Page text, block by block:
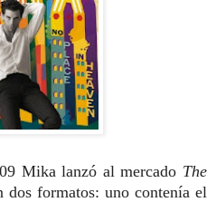
Mika lanzó al mercado The
dos formatos: uno contenía el